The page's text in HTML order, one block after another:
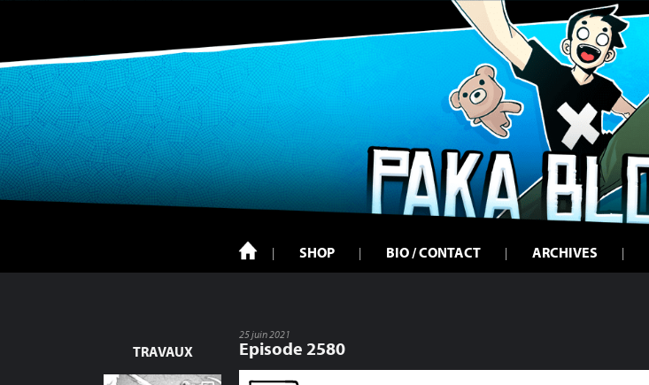
SHOP BIO / CONTACT ARCHIVES
TRAVAUX
25 juin 2021
Episode 2580